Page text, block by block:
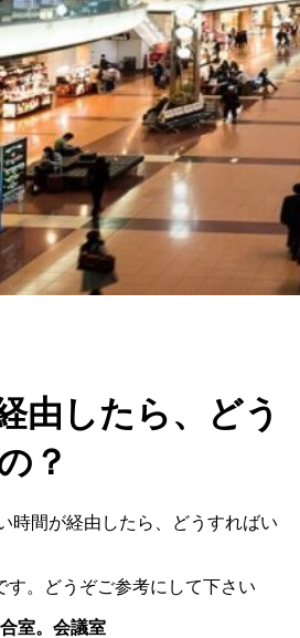
由したら、どう
？
時間が経由したら、どうすればい
す。どうぞご参考にして下さい
室。会議室